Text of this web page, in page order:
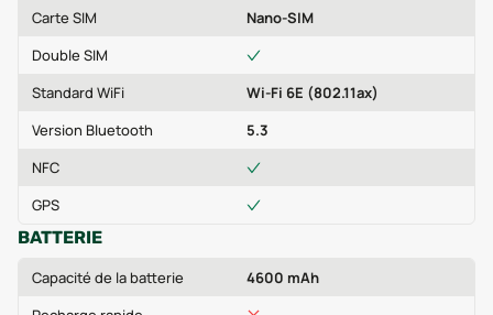
Carte SIM
Nano-SIM
Double SIM
Standard WiFi
Wi-Fi 6E (802.11ax)
Version Bluetooth
5.3
NFC
GPS
BATTERIE
Capacité de la batterie
4600 mAh